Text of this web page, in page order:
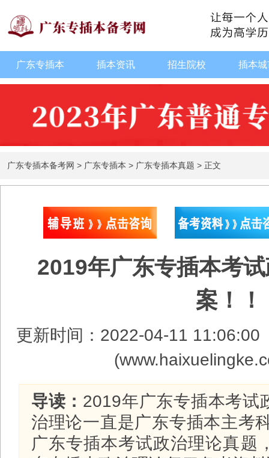
广东专插本 插本资讯 招生院校 插本城
广东专插本备考网 > 广东专插本 > 广东专插本真题 > 正文
2019年广东专插本考
案！！
更新时间：2022-04-11
导读： 2019年广东专插本考试
治理论一直是广东专插本主考
广东专插本考试政治理论真题